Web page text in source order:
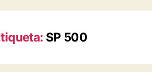
SP 500